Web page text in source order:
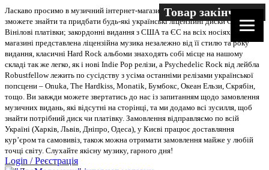
Ласкаво просимо в музичний інтернет-магазин “Два меломани”. У нас Ви
зможете знайти та придбати будь-які українські ліцензійні диски CD, DVD,
Вінілові платівки; закордонні видання з США та ЄС на всіх носіях. В
магазині представлена ліцензійна музика незалежно від її стилю та року
видання, класичні Hard Rock альбоми знаходять собі місце на нашому
складі так же легко, як і нові Indie Pop релізи, а Psychedelic Rock від лейбла
Robustfellow лежить по сусідству з усіма останніми релізами української
попсцени – Onuka, The Hardkiss, Monatik, Бумбокс, Океан Ельзи, Скрябін,
тощо. Ви завжди можете звертатись до нас із запитанням щодо замовлення
музичних видань, які відсутні на сторінці, та ми додамо всі зусилля, щоб
знайти потрібний диск чи платівку. Замовлення відправляємо по всій
Україні (Харків, Львів, Дніпро, Одеса), у Києві працює доставляння
кур’єром та самовивіз, також можна отримати замовлення майже у любій
точці світу. Слухайте якісну музику, гарного дня!
Login /Реєстрація
Товар закінчився